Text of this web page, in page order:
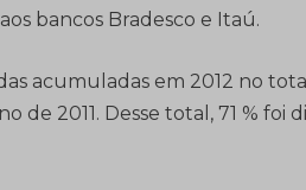
bancos Bradesco e Itaú.
acumuladas em 2012 no
de 2011. Desse total, 71 % foi